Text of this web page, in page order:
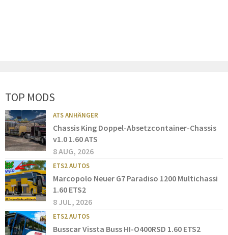
TOP MODS
ATS ANHÄNGER
Chassis King Doppel-Absetzcontainer-Chassis
v1.0 1.60 ATS
8 AUG, 2026
ETS2 AUTOS
Marcopolo Neuer G7 Paradiso 1200 Multichassi
1.60 ETS2
8 JUL, 2026
ETS2 AUTOS
Busscar Vissta Buss HI-O400RSD 1.60 ETS2